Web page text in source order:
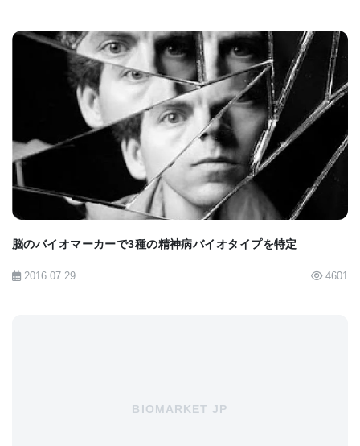
BIOMARKET JP
脳のバイオマーカーで3種の精神病バイオタイプを特定
2016.07.29 4601
BIOMARKET JP